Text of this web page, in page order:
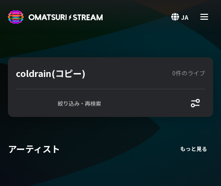
JA
coldrain(コピー) 0件のライブ
絞り込み・再検索
アーティスト